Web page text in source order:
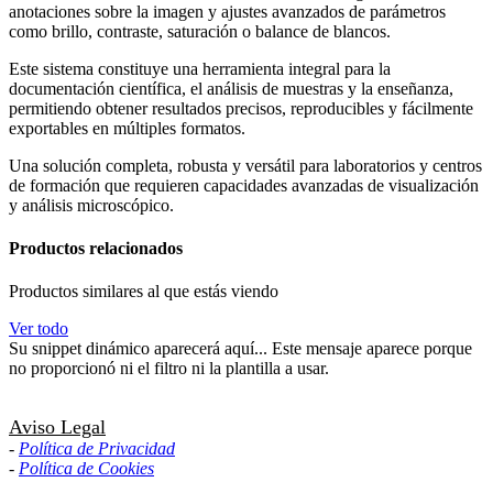
anotaciones sobre la imagen y ajustes avanzados de parámetros
como brillo, contraste, saturación o balance de blancos.
Este sistema constituye una herramienta integral para la
documentación científica, el análisis de muestras y la enseñanza,
permitiendo obtener resultados precisos, reproducibles y fácilmente
exportables en múltiples formatos.
Una solución completa, robusta y versátil para laboratorios y centros
de formación que requieren capacidades avanzadas de visualización
y análisis microscópico.
Productos relacionados
Productos similares al que estás viendo
Ver todo
Su snippet dinámico aparecerá aquí... Este mensaje aparece porque
no proporcionó ni el filtro ni la plantilla a usar.
Aviso Legal
- Política de Privacidad
- Política de Cookies